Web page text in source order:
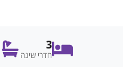
3
חדרי שינה